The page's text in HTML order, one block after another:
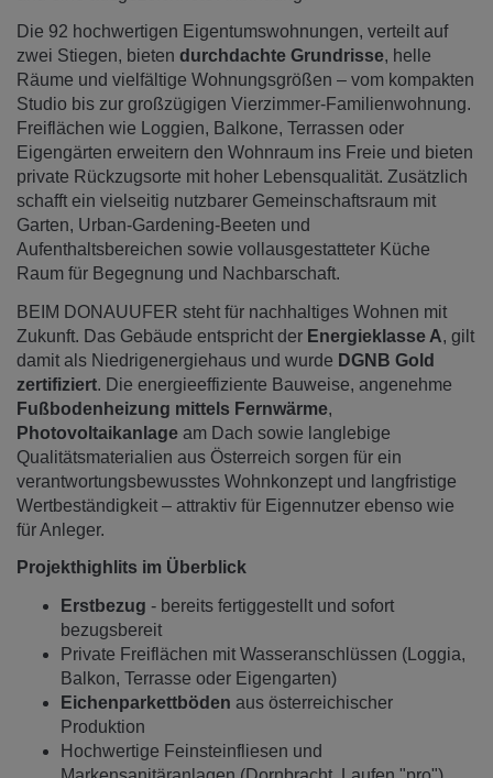
Die 92 hochwertigen Eigentumswohnungen, verteilt auf
zwei Stiegen, bieten durchdachte Grundrisse, helle
Räume und vielfältige Wohnungsgrößen – vom kompakten
Studio bis zur großzügigen Vierzimmer-Familienwohnung.
Freiflächen wie Loggien, Balkone, Terrassen oder
Eigengärten erweitern den Wohnraum ins Freie und bieten
private Rückzugsorte mit hoher Lebensqualität. Zusätzlich
schafft ein vielseitig nutzbarer Gemeinschaftsraum mit
Garten, Urban-Gardening-Beeten und
Aufenthaltsbereichen sowie vollausgestatteter Küche
Raum für Begegnung und Nachbarschaft.
BEIM DONAUUFER steht für nachhaltiges Wohnen mit
Zukunft. Das Gebäude entspricht der Energieklasse A, gilt
damit als Niedrigenergiehaus und wurde DGNB Gold
zertifiziert. Die energieeffiziente Bauweise, angenehme
Fußbodenheizung mittels Fernwärme,
Photovoltaikanlage am Dach sowie langlebige
Qualitätsmaterialien aus Österreich sorgen für ein
verantwortungsbewusstes Wohnkonzept und langfristige
Wertbeständigkeit – attraktiv für Eigennutzer ebenso wie
für Anleger.
Projekthighlits im Überblick
Erstbezug - bereits fertiggestellt und sofort
bezugsbereit
Private Freiflächen mit Wasseranschlüssen (Loggia,
Balkon, Terrasse oder Eigengarten)
Eichenparkettböden aus österreichischer
Produktion
Hochwertige Feinsteinfliesen und